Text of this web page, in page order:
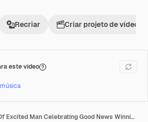
Recriar Criar projeto de vídeo
este vídeo
Studio Portrait Of Excited Man Celebrating Good News Winning Money Against Black Background 2